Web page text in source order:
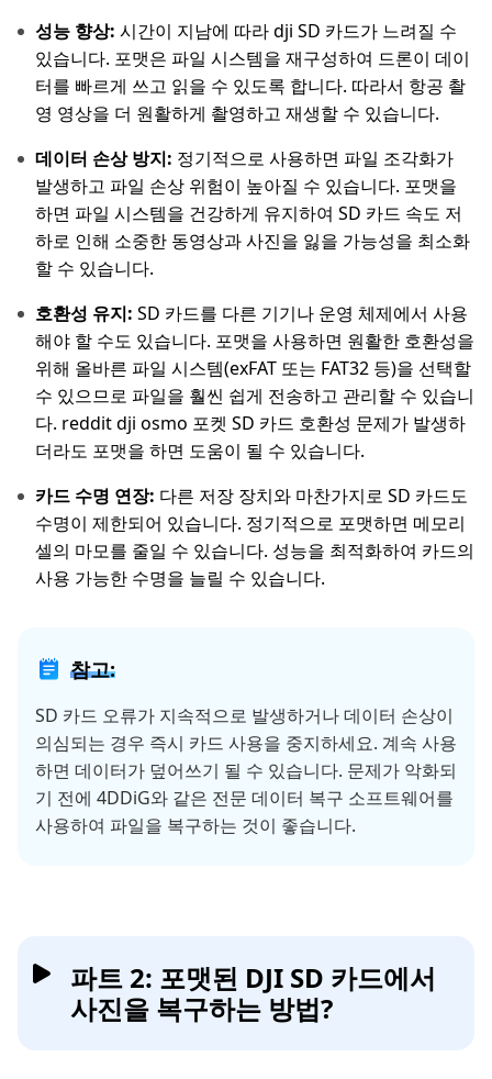
성능 향상: 시간이 지남에 따라 dji SD 카드가 느려질 수
있습니다. 포맷은 파일 시스템을 재구성하여 드론이 데이
터를 빠르게 쓰고 읽을 수 있도록 합니다. 따라서 항공 촬
영 영상을 더 원활하게 촬영하고 재생할 수 있습니다.
데이터 손상 방지: 정기적으로 사용하면 파일 조각화가
발생하고 파일 손상 위험이 높아질 수 있습니다. 포맷을
하면 파일 시스템을 건강하게 유지하여 SD 카드 속도 저
하로 인해 소중한 동영상과 사진을 잃을 가능성을 최소화
할 수 있습니다.
호환성 유지: SD 카드를 다른 기기나 운영 체제에서 사용
해야 할 수도 있습니다. 포맷을 사용하면 원활한 호환성을
위해 올바른 파일 시스템(exFAT 또는 FAT32 등)을 선택할
수 있으므로 파일을 훨씬 쉽게 전송하고 관리할 수 있습니
다. reddit dji osmo 포켓 SD 카드 호환성 문제가 발생하
더라도 포맷을 하면 도움이 될 수 있습니다.
카드 수명 연장: 다른 저장 장치와 마찬가지로 SD 카드도
수명이 제한되어 있습니다. 정기적으로 포맷하면 메모리
셀의 마모를 줄일 수 있습니다. 성능을 최적화하여 카드의
사용 가능한 수명을 늘릴 수 있습니다.
참고:
SD 카드 오류가 지속적으로 발생하거나 데이터 손상이
의심되는 경우 즉시 카드 사용을 중지하세요. 계속 사용
하면 데이터가 덮어쓰기 될 수 있습니다. 문제가 악화되
기 전에 4DDiG와 같은 전문 데이터 복구 소프트웨어를
사용하여 파일을 복구하는 것이 좋습니다.
파트 2: 포맷된 DJI SD 카드에서
사진을 복구하는 방법?